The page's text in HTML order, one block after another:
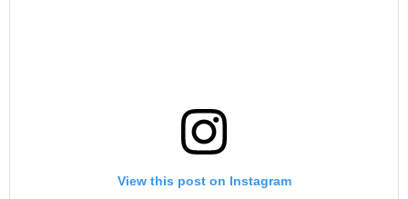
View this post on Instagram